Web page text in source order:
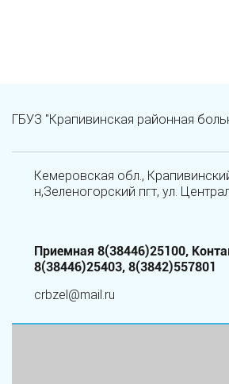
ГБУЗ "Крапивинская районная
Кемеровская обл.,
н,Зеленогорский пгт, ул.
Приемная 8(38446)25100,
8(38446)25403, 8(3842)557801
crbzel@mail.ru